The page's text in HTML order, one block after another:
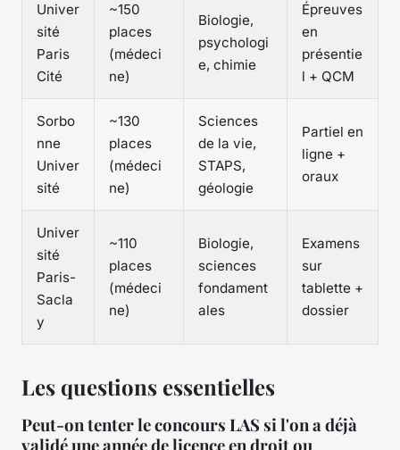
Univer
sité
Paris
Cité
~150
places
(médeci
ne)
Biologie,
psychologi
e, chimie
Épreuves
en
présentie
l + QCM
Sorbo
nne
Univer
sité
~130
places
(médeci
ne)
Sciences
de la vie,
STAPS,
géologie
Partiel en
ligne +
oraux
Univer
sité
Paris-
Sacla
y
~110
places
(médeci
ne)
Biologie,
sciences
fondament
ales
Examens
sur
tablette +
dossier
Les questions essentielles
Peut-on tenter le concours LAS si l'on a déjà
validé une année de licence en droit ou